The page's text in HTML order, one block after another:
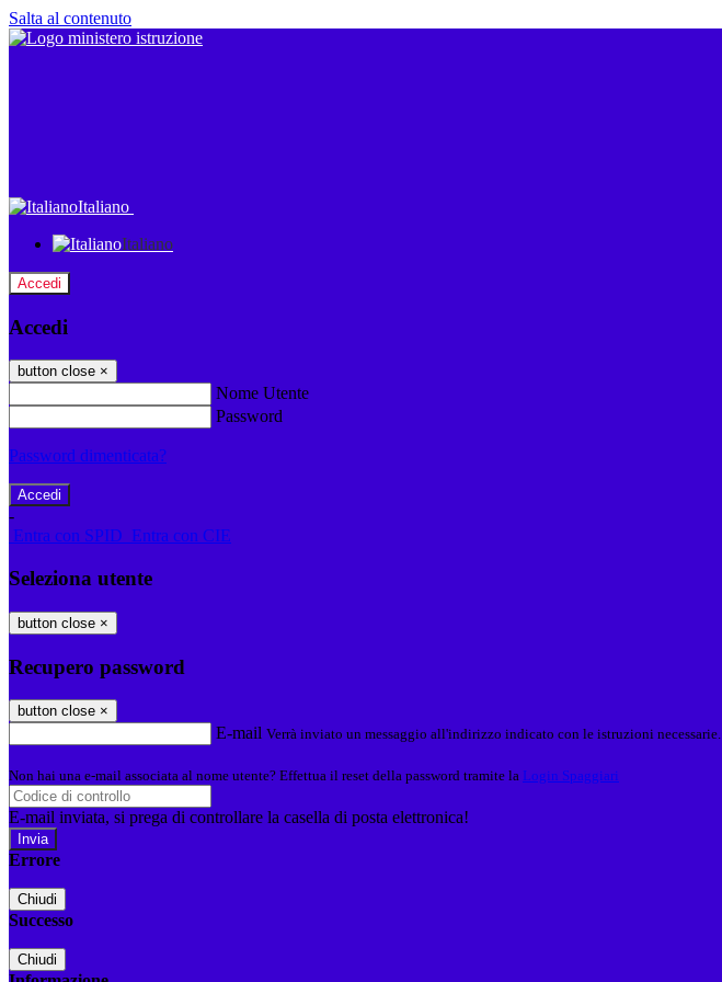
Salta al contenuto
Italiano
Italiano
Accedi
Accedi
button close ×
Nome Utente
Password
Password dimenticata?
-
Entra con SPID Entra con CIE
Seleziona utente
button close ×
Recupero password
button close ×
E-mail Verrà inviato un messaggio all'indirizzo indicato con le istruzioni necessarie.
Non hai una e-mail associata al nome utente? Effettua il reset della password tramite la Login Spaggiari
E-mail inviata, si prega di controllare la casella di posta elettronica!
Errore
Chiudi
Successo
Chiudi